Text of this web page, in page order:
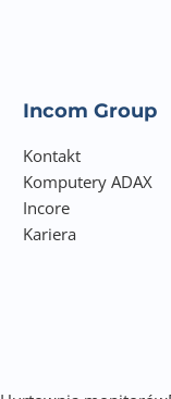
Incom Group
Kontakt
Komputery ADAX
Incore
Kariera